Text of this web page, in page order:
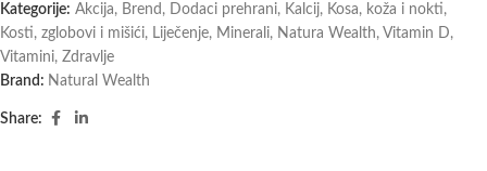
Kategorije: Akcija, Brend , Dodaci prehrani, Kalcij, Kosa, koža i nokti,
Kosti, zglobovi i mišići, Liječenje, Minerali, Natura Wealth, Vitamin D,
Vitamini, Zdravlje
Brand: Natural Wealth
Share: